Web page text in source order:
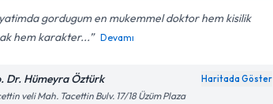
gordugum en mukemmel doktor hem kisilik
hem karakter...
Devamı
Dr. Hümeyra Öztürk Haritada Göster
veli Mah. Tacettin Bulv. 17/18 Üzüm Plaza